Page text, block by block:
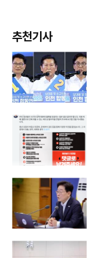
추천기사